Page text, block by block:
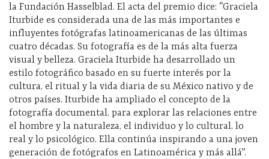
la Funda­ción Hasselblad. El acta del premio dice: “Graciela
Iturbide es considerada una de las más importantes e
influyentes fotógra­fas latinoamericanas de las últimas
cuatro décadas. Su fotogra­fía es de la más alta fuerza
visual y belleza. Graciela Iturbide ha desarrollado un
estilo fotográfico basado en su fuerte interés por la
cultura, el ritual y la vida diaria de su México nativo y de
otros países. Iturbide ha ampliado el concepto de la
fotografía documental, para explorar las relaciones entre
el hombre y la naturaleza, el individuo y lo cultural, lo
real y lo psicológico. Ella continúa inspirando a una joven
generación de fotógrafos en Latinoamérica y más allá”.